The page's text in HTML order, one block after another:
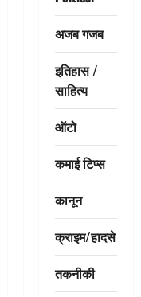
अजब गजब
इतिहास /
साहित्य
ऑटो
कमाई टिप्स
कानून
क्राइम/हादसे
तकनीकी